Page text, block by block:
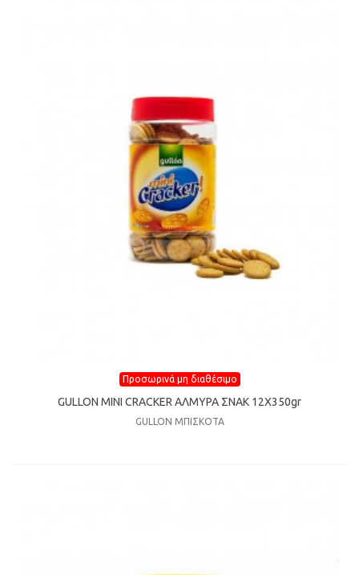
Προσωρινά μη διαθέσιμο
GULLON MINI CRACKER ΑΛΜΥΡΑ ΣΝΑΚ 12X350gr
GULLON ΜΠΙΣΚΟΤΑ